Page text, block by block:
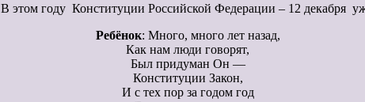
В этом году Конституции Российской Федерации – 12 декабря
Ребёнок: Много, много лет назад,
Как нам люди говорят,
Был придуман Он —
Конституции Закон,
И с тех пор за годом год